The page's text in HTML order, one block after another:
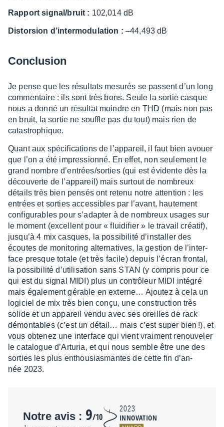
Rapport signal/bruit : 102,014 dB
Distor­sion d’in­ter­mo­du­la­tion : –44,493 dB
Conclu­sion
Je pense que les résul­tats mesu­rés se passent d’un long
commen­taire : ils sont très bons. Seule la sortie casque
nous a donné un résul­tat moindre en THD (mais non pas
en bruit, la sortie ne souffle pas du tout) mais rien de
catas­tro­phique.
Quant aux spéci­fi­ca­tions de l’ap­pa­reil, il faut bien avouer
que l’on a été impres­sionné. En effet, non seule­ment le
grand nombre d’en­trées/sorties (qui est évidente dès la
décou­verte de l’ap­pa­reil) mais surtout de nombreux
détails très bien pensés ont retenu notre atten­tion : les
entrées et sorties acces­sibles par l’avant, haute­ment
confi­gu­rables pour s’adap­ter à de nombreux usages sur
le moment (excellent pour « flui­di­fier » le travail créa­tif),
jusqu’à 4 mix casques, la possi­bi­lité d’ins­tal­ler des
écoutes de moni­to­ring alter­na­tives, la gestion de l’in­ter­
face presque totale (et très facile) depuis l’écran fron­tal,
la possi­bi­lité d’uti­li­sa­tion sans STAN (y compris pour ce
qui est du signal MIDI) plus un contrô­leur MIDI inté­gré
mais égale­ment gérable en exter­ne… Ajou­tez à cela un
logi­ciel de mix très bien conçu, une construc­tion très
solide et un appa­reil vendu avec ses oreilles de rack
démon­tables (c’est un détail… mais c’est super bien !), et
vous obte­nez une inter­face qui vient vrai­ment renou­ve­ler
le cata­logue d’Ar­tu­ria, et qui nous semble être une des
sorties les plus enthou­sias­mantes de cette fin d’an­
née 2023.
Notre avis : 9/10
2023
INNOVATION